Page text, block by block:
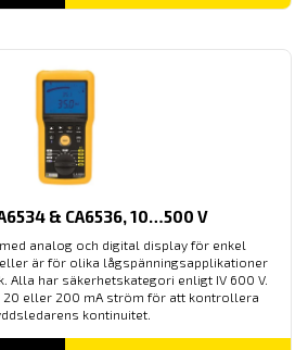
& CA6536, 10…500 V
analog och digital display för enkel
är för olika lågspänningsapplikationer
Alla har säkerhetskategori enligt IV 600 V.
20 eller 200 mA ström för att kontrollera
kontinuitet.